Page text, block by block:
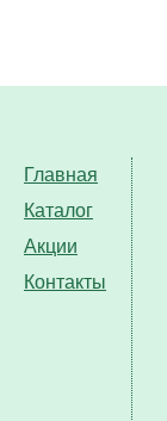
Главная
Каталог
Акции
Контакты